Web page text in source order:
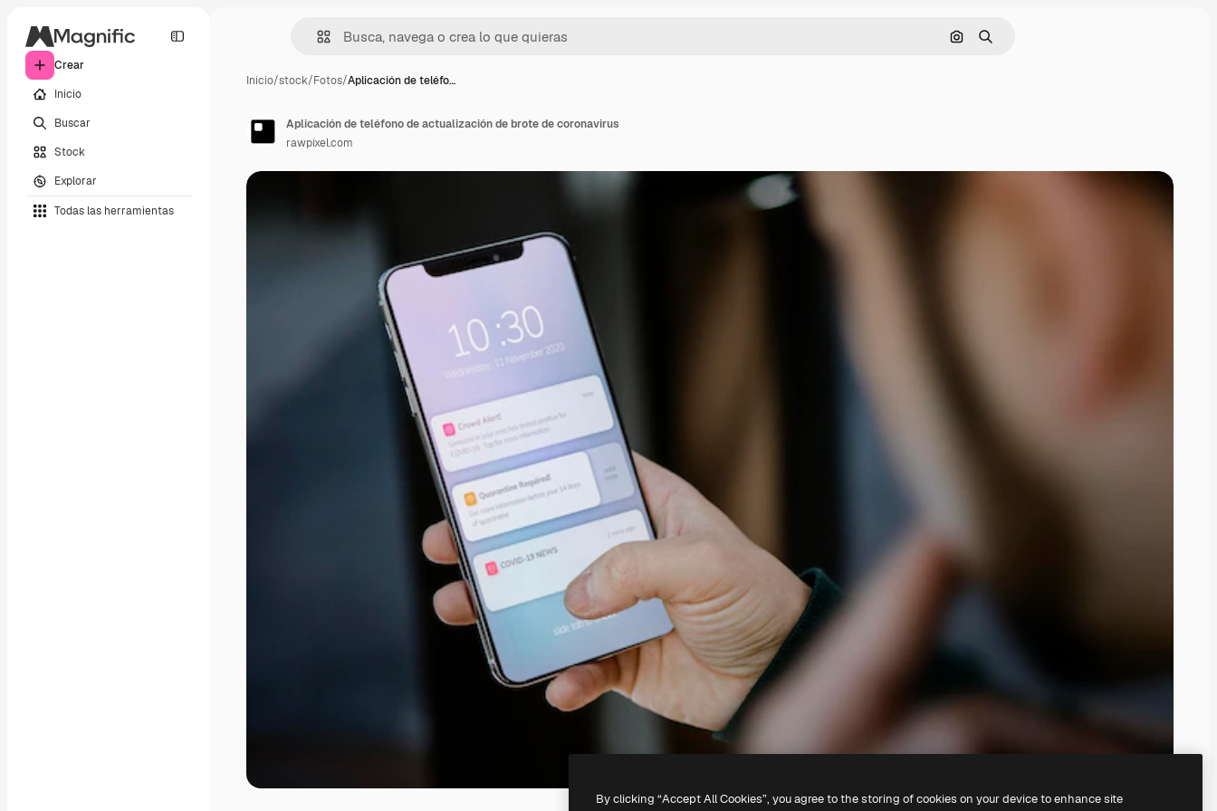
Crear
Inicio
Buscar
Stock
Explorar
Todas las herramientas
Buscar por imagen
Buscar
Inicio/stock/Fotos/Aplicación de teléfo…
Aplicación de teléfono de actualización de brote de coronavirus
rawpixel.com
By clicking “Accept All Cookies”, you agree to the storing of cookies on your device to enhance site